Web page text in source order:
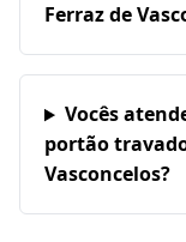
Ferraz de
Vocês
portão
Vasconcelos?